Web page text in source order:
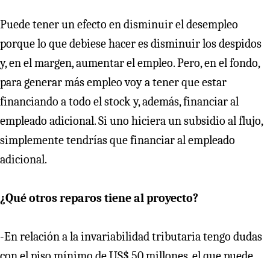
Puede tener un efecto en disminuir el desempleo
porque lo que debiese hacer es disminuir los despidos
y, en el margen, aumentar el empleo. Pero, en el fondo,
para generar más empleo voy a tener que estar
financiando a todo el stock y, además, financiar al
empleado adicional. Si uno hiciera un subsidio al flujo,
simplemente tendrías que financiar al empleado
adicional.
¿Qué otros reparos tiene al proyecto?
-En relación a la invariabilidad tributaria tengo dudas